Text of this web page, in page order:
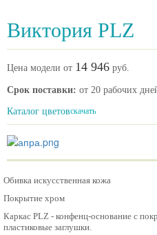
Виктория PLZ
Цена модели от 14 946 руб.
Срок поставки: от 20 рабочих
Каталог цветовскачать
Обивка искусственная кожа
Покрытие хром
Каркас PLZ - конфенц-основание с
пластиковые заглушки.